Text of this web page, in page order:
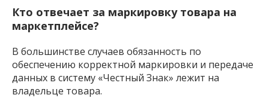
Кто отвечает за маркировку товара на
маркетплейсе?
В большинстве случаев обязанность по
обеспечению корректной маркировки и передаче
данных в систему «Честный Знак» лежит на
владельце товара.